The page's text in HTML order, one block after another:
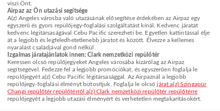
viszi Önt.
Airpaz az Ön utazási segítsége
A(z) Angeles városba való utazásának elősegítése érdekében az Airpaz egy
egyszerű és gyors repülőjegy-foglalási szolgáltatást kínál. Kedvenc járatát
kedvenc légitársaságával Cebu Pacific szerezheti be. Egyetlen kattintással élje
át a legjobb és legfeledhetetlenebb járatot és között. Élvezze a kellemes
nyaralást családjával gond nélkül.
Izgalmas járatajánlatok innen: Clark nemzetközi repülőtér
Keressen olcsó repülőjegyeket Angeles városába kizárólag az Airpaz
segítségével. Fedezze fel a legjobb promóciókat, és egyszerűen foglalja le
repülőjegyét a(z) Cebu Pacific légitársasággal. Az Airpaznál a legjobb
repülőjegy-foglalási élményt biztosítjuk. Foglalja le olcsójárat a(z) Szingapúr
Changi repülőtér repülőtérről a(z) Clark nemzetközi repülőtér repülőtérre
repülőjegyét a legjobb utazási élményért és verhetetlen megtakarításokért.